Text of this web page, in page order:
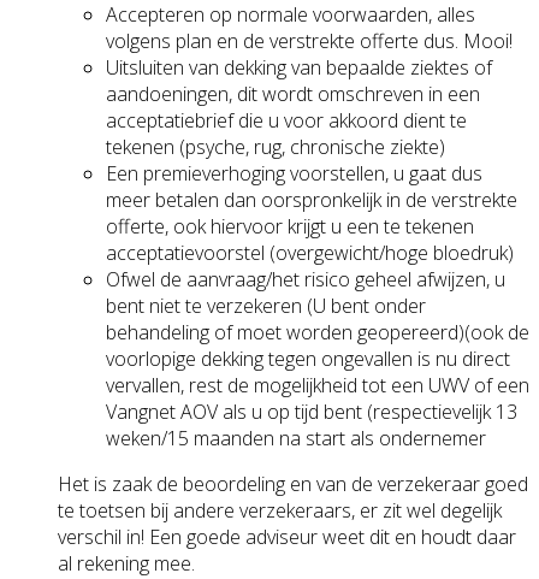
Accepteren op normale voorwaarden, alles
volgens plan en de verstrekte offerte dus. Mooi!
Uitsluiten van dekking van bepaalde ziektes of
aandoeningen, dit wordt omschreven in een
acceptatiebrief die u voor akkoord dient te
tekenen (psyche, rug, chronische ziekte)
Een premieverhoging voorstellen, u gaat dus
meer betalen dan oorspronkelijk in de verstrekte
offerte, ook hiervoor krijgt u een te tekenen
acceptatievoorstel (overgewicht/hoge bloedruk)
Ofwel de aanvraag/het risico geheel afwijzen, u
bent niet te verzekeren (U bent onder
behandeling of moet worden geopereerd)(ook de
voorlopige dekking tegen ongevallen is nu direct
vervallen, rest de mogelijkheid tot een UWV of een
Vangnet AOV als u op tijd bent (respectievelijk 13
weken/15 maanden na start als ondernemer
Het is zaak de beoordeling en van de verzekeraar goed
te toetsen bij andere verzekeraars, er zit wel degelijk
verschil in! Een goede adviseur weet dit en houdt daar
al rekening mee.